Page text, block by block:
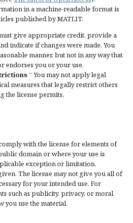
in a machine-readable format is
published by MATLIT.
give appropriate credit, provide a
indicate if changes were made. You
manner, but not in any way that
endorses you or your use.
” You may not apply legal
measuresthat legally restrict others
the license permits.
with the license for elements of
domain or where your use is
exception or limitation.
The license may not give you all of
for your intended use. For
such as publicity, privacy, or moral
you use the material.